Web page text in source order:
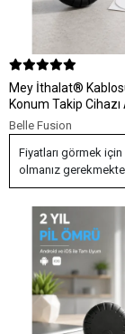
Mey İthalat®
Konum Takip
iPhone Uyumlu Mini
Belle Fusion
Fiyatları görmek için
olmanız